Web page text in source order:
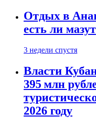
Отдых в
есть ли мазут
3 недели спустя
Власти
395 млн
2026 году